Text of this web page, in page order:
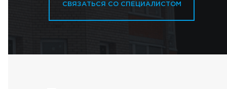
СВЯЗАТЬСЯ СО СПЕЦИАЛИСТОМ